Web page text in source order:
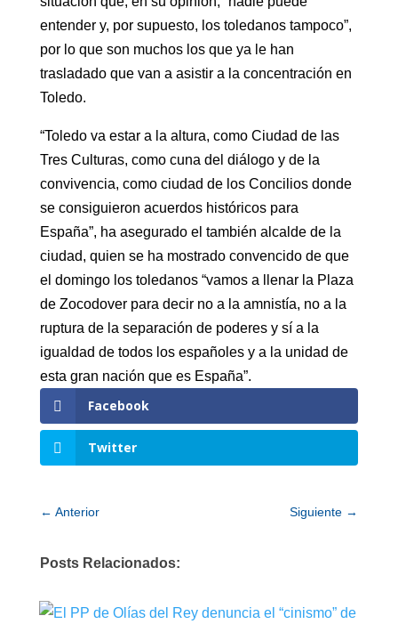
entender y, por supuesto, los toledanos tampoco”,
por lo que son muchos los que ya le han
trasladado que van a asistir a la concentración en
Toledo.
“Toledo va estar a la altura, como Ciudad de las
Tres Culturas, como cuna del diálogo y de la
convivencia, como ciudad de los Concilios donde
se consiguieron acuerdos históricos para
España”, ha asegurado el también alcalde de la
ciudad, quien se ha mostrado convencido de que
el domingo los toledanos “vamos a llenar la Plaza
de Zocodover para decir no a la amnistía, no a la
ruptura de la separación de poderes y sí a la
igualdad de todos los españoles y a la unidad de
esta gran nación que es España”.
Facebook
Twitter
← Anterior Siguiente →
Posts Relacionados: